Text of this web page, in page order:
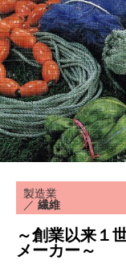
製造業
／ 繊維
～創業以来１
メーカー～